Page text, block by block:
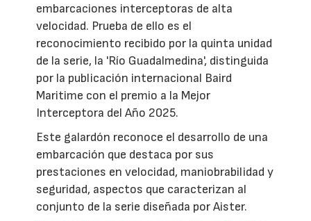
embarcaciones interceptoras de alta
velocidad. Prueba de ello es el
reconocimiento recibido por la quinta unidad
de la serie, la 'Río Guadalmedina', distinguida
por la publicación internacional Baird
Maritime con el premio a la Mejor
Interceptora del Año 2025.
Este galardón reconoce el desarrollo de una
embarcación que destaca por sus
prestaciones en velocidad, maniobrabilidad y
seguridad, aspectos que caracterizan al
conjunto de la serie diseñada por Aister.